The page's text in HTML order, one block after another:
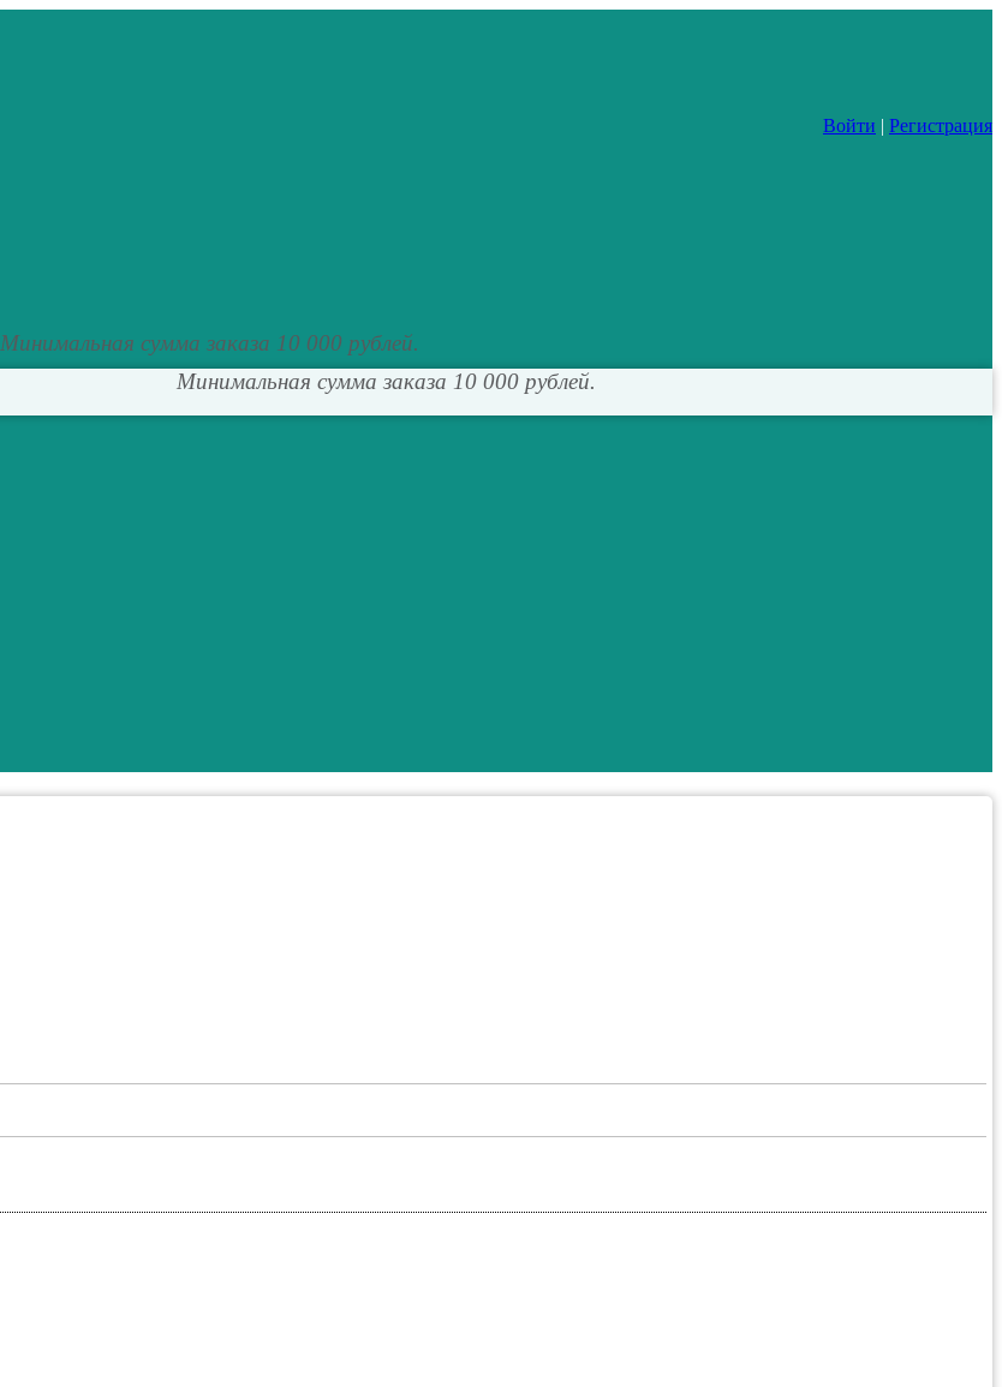
Войти | Регистрация
Минимальная сумма заказа 10 000 рублей.
Минимальная сумма заказа 10 000 рублей.